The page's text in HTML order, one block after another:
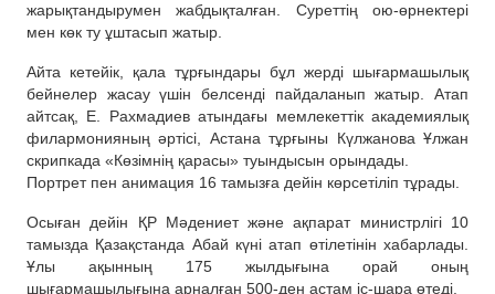
жарықтандырумен жабдықталған. Суреттің ою-өрнектері
мен көк ту ұштасып жатыр.
Айта кетейік, қала тұрғындары бұл жерді шығармашылық
бейнелер жасау үшін белсенді пайдаланып жатыр. Атап
айтсақ, Е. Рахмадиев атындағы мемлекеттік академиялық
филармонияның әртісі, Астана тұрғыны Күлжанова Ұлжан
скрипкада «Көзімнің қарасы» туындысын орындады.
Портрет пен анимация 16 тамызға дейін көрсетіліп тұрады.
Осыған дейін ҚР Мәдениет және ақпарат министрлігі 10
тамызда Қазақстанда Абай күні атап өтілетінін хабарлады.
Ұлы ақынның 175 жылдығына орай оның
шығармашылығына арналған 500-ден астам іс-шара өтеді.